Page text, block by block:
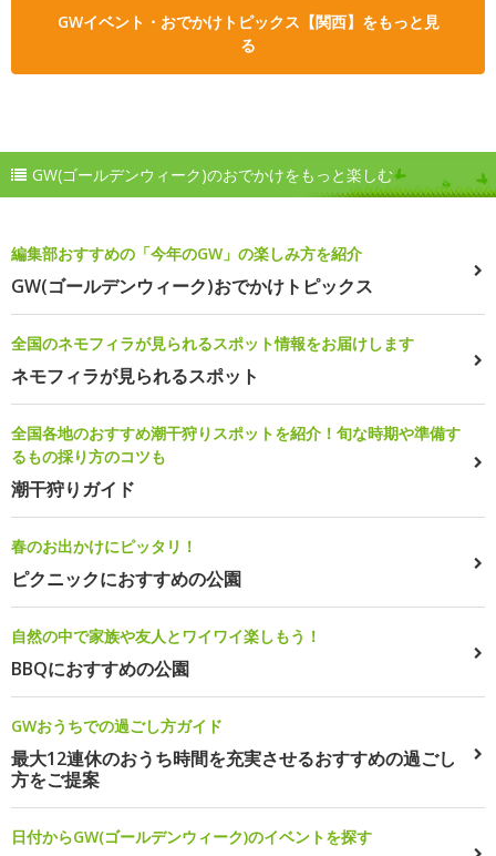
GWイベント・おでかけトピックス【関西】をもっと見
る
GW(ゴールデンウィーク)のおでかけをもっと楽しむ
編集部おすすめの「今年のGW」の楽しみ方を紹介
GW(ゴールデンウィーク)おでかけトピックス
全国のネモフィラが見られるスポット情報をお届けします
ネモフィラが見られるスポット
全国各地のおすすめ潮干狩りスポットを紹介！旬な時期や準備す
るもの採り方のコツも
潮干狩りガイド
春のお出かけにピッタリ！
ピクニックにおすすめの公園
自然の中で家族や友人とワイワイ楽しもう！
BBQにおすすめの公園
GWおうちでの過ごし方ガイド
最大12連休のおうち時間を充実させるおすすめの過ごし
方をご提案
日付からGW(ゴールデンウィーク)のイベントを探す